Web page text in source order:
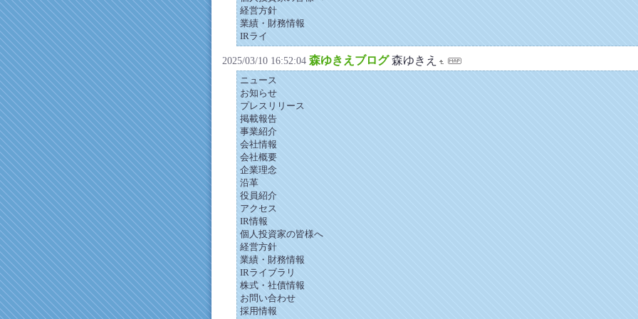
経営方針
業績・財務情報
IRライ
2025/03/10 16:52:04 森ゆきえブログ 森ゆきえ
ニュース
お知らせ
プレスリリース
掲載報告
事業紹介
会社情報
会社概要
企業理念
沿革
役員紹介
アクセス
IR情報
個人投資家の皆様へ
経営方針
業績・財務情報
IRライブラリ
株式・社債情報
お問い合わせ
採用情報